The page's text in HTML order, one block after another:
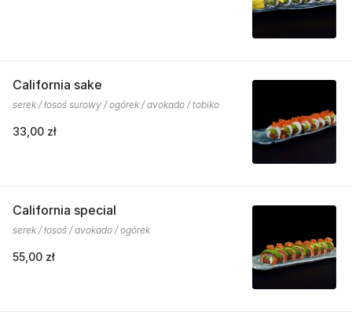
California sake
serek / łosoś surowy / ogórek / avokado / tobiko
33,00 zł
California special
serek / łosoś / avokado / ogórek
55,00 zł